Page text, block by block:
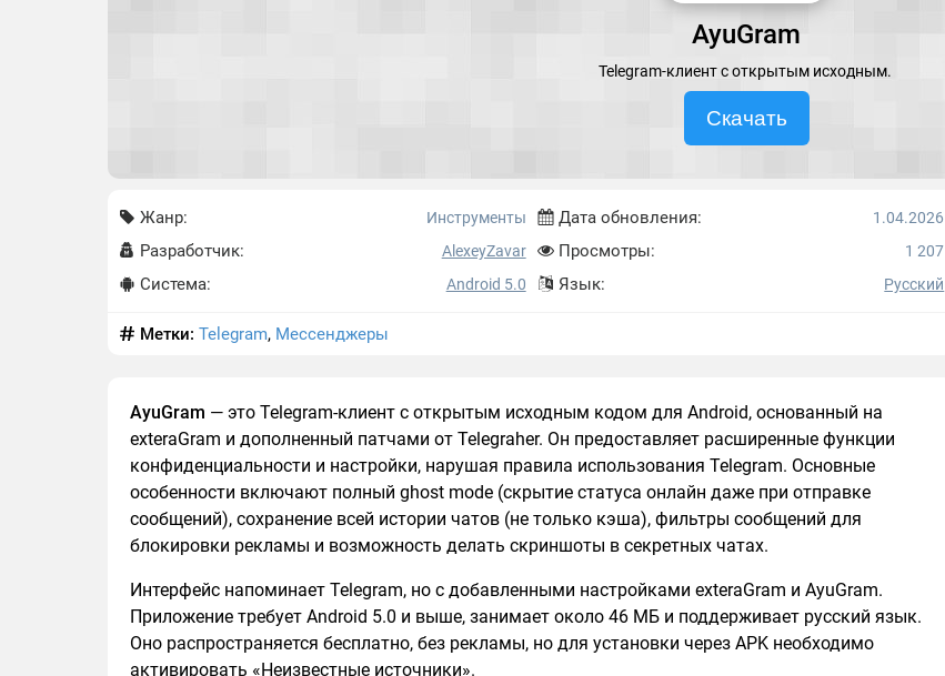
AyuGram
Telegram-клиент с открытым исходным.
Скачать
Жанр: Инструменты
Разработчик: AlexeyZavar
Система: Android 5.0
Дата обновления: 1.04.2026
Просмотры: 1 207
Язык: Русский
Метки: Telegram, Мессенджеры
AyuGram — это Telegram-клиент с открытым исходным кодом для Android, основанный на
exteraGram и дополненный патчами от Telegraher. Он предоставляет расширенные функции
конфиденциальности и настройки, нарушая правила использования Telegram. Основные
особенности включают полный ghost mode (скрытие статуса онлайн даже при отправке
сообщений), сохранение всей истории чатов (не только кэша), фильтры сообщений для
блокировки рекламы и возможность делать скриншоты в секретных чатах.
Интерфейс напоминает Telegram, но с добавленными настройками exteraGram и AyuGram.
Приложение требует Android 5.0 и выше, занимает около 46 МБ и поддерживает русский язык.
Оно распространяется бесплатно, без рекламы, но для установки через APK необходимо
активировать «Неизвестные источники».